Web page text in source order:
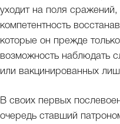
уходит на поля
компетентность
которые он прежде
возможность наблюдать
или вакцинированных
В своих первых
очередь ставший